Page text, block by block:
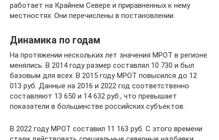
работает на Крайнем Севере и приравненных к нему
местностях. Они перечислены в постановлении.
Динамика по годам
На протяжении нескольких лет значения МРОТ в регионе
менялись. В 2014 году размер составлял 10 730 и был
базовым для всех. В 2015 году МРОТ повысился до 12
013 руб. Данные на 2016 и 2022 год соответственно
составляют 13 650 и 14 632 руб., что превышает
показатели в большинстве российских субъектов.
В 2022 году МРОТ составил 11 163 руб. С этого времени